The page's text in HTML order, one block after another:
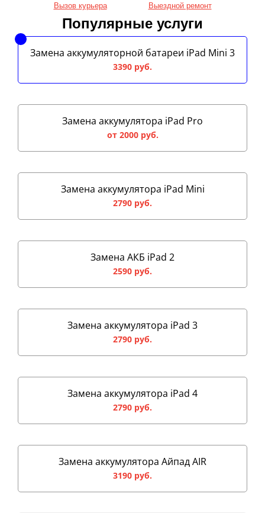
Вызов курьера Выездной ремонт
Популярные услуги
Замена аккумуляторной батареи iPad Mini 3
3390 руб.
Замена аккумулятора iPad Pro
от 2000 руб.
Замена аккумулятора iPad Mini
2790 руб.
Замена АКБ iPad 2
2590 руб.
Замена аккумулятора iPad 3
2790 руб.
Замена аккумулятора iPad 4
2790 руб.
Замена аккумулятора Айпад AIR
3190 руб.